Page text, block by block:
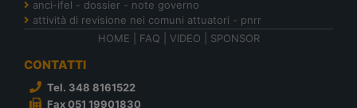
anci-ifel - dossier - note governo
attività di revisione nei comuni attuatori - pnrr
HOME
FAQ VIDEO SPONSOR
CONTATTI
Tel. 348 8161522
Fax 051 19901830